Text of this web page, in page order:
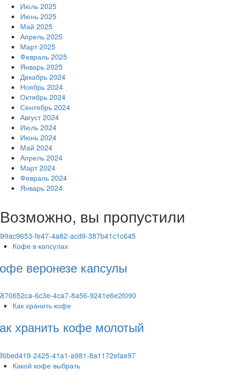
Июль 2025
Июнь 2025
Май 2025
Апрель 2025
Март 2025
Февраль 2025
Январь 2025
Декабрь 2024
Ноябрь 2024
Октябрь 2024
Сентябрь 2024
Август 2024
Июль 2024
Июнь 2024
Май 2024
Апрель 2024
Март 2024
Февраль 2024
Январь 2024
Возможно, вы пропустили
Кофе в капсулах
веронезе капсулы
Как хранить кофе
хранить кофе молотый
Какой кофе выбрать